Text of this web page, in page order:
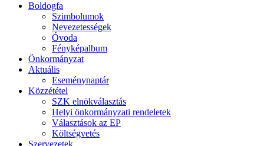
Boldogfa
Szimbolumok
Nevezetességek
Óvoda
Fényképalbum
Önkormányzat
Aktuális
Eseménynaptár
Közzététel
SZK elnökválasztás
Helyi önkormányzati rendeletek
Választások az EP
Költségvetés
Szervezetek